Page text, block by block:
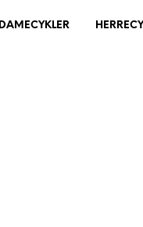
DAMECYKLER